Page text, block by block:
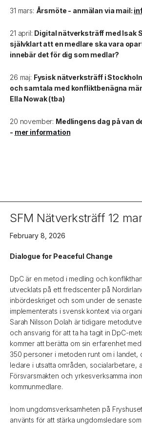
31 mars: Årsmöte - anmälan via mail:
21 april: Digital nätverksträff med Isak
självklart att en medlare ska vara
innebär det för dig som medlar?
26 maj: Fysisk nätverksträff i
och samtala med konfliktbenägna
Ella Nowak (tba)
20 november: Medlingens dag på van
- mer information
SFM Nätverksträff 12
February 8, 2026
Dialogue for Peaceful Change
DpC är en metod i medling och
utvecklats på ett fredscenter på
inbördeskriget och som under de
implementerats i svensk kontext via
Sarah Nilsson Dolah är tidigare
och ansvarig för att ta ha tagit in DpC-
kommer att berätta om sin erfarenhet
350 personer i metoden runt om i landet,
ledare i utsatta områden, socialarbetare,
Försvarsmakten och yrkesverksamma
kommunmedlare.
Inom ungdomsverksamheten på
använts för att stärka ungdomsledare